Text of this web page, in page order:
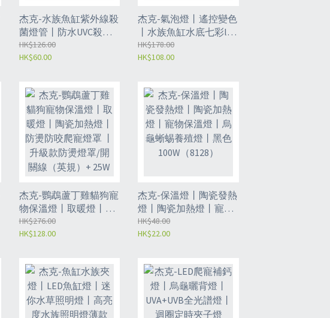
杰克-水族魚缸紫外線殺
菌燈管丨防水UVC殺菌
燈丨海產養殖除藻滅菌
消毒燈管丨 4w T6防水
HK$126.00
HK$60.00
杰克-氣泡燈丨遙控變色
丨水族魚缸水底七彩led
丨水族魚缸燈丨18CM 英
規(方腳插)（8122）
HK$178.00
HK$108.00
杰克-鸚鵡蘆丁雞貓狗寵
物保溫燈丨取暖燈丨陶
瓷加熱燈丨防燙防咬爬
寵燈罩 丨升級款防燙燈
25W陶瓷燈（8130）
HK$276.00
HK$128.00
杰克-保溫燈丨陶瓷發熱
燈丨陶瓷加熱燈丨寵物
保溫燈丨烏龜蜥蜴養殖
燈丨黑色 100W（8128）
HK$48.00
HK$22.00